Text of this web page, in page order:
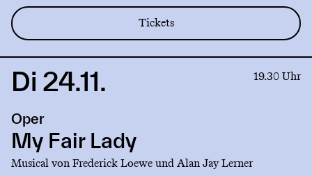
Tickets
Link
My
Fair
Lady
Di 24.11. 19.30 Uhr
Oper
My Fair Lady
Musical von Frederick Loewe und Alan Jay Lerner